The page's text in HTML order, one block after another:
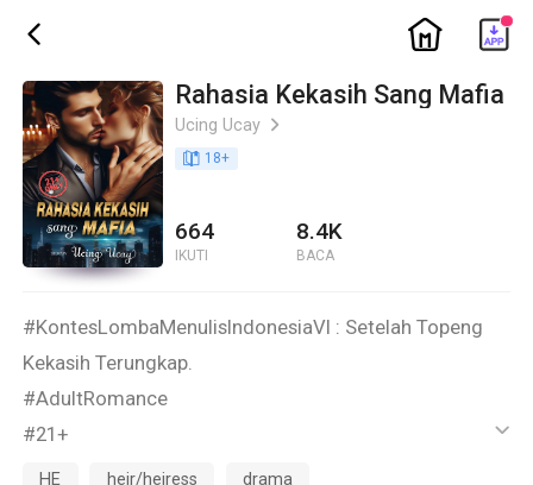
ic_back ic_home
Rahasia Kekasih Sang Mafia
Ucing Ucay ic_arrow_right
book_age 18+
664
IKUTI
8.4K
BACA
#KontesLombaMenulisIndonesiaVI : Setelah Topeng
Kekasih Terungkap.
#AdultRomance
#21+
#Seri kedua dari judul Skandal Pengawal Dan Nona
ic_default
HE heir/heiress drama